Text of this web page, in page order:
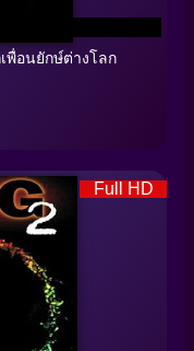
พื่อนยักษ์ต่างโลก
Full HD